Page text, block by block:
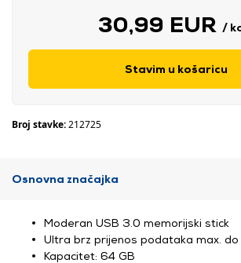
30,99 EUR /
Stavim u košaricu
Broj stavke:212725
Osnovna značajka
Moderan USB 3.0 memorijski stick
Ultra brz prijenos podataka max. do
Kapacitet: 64 GB